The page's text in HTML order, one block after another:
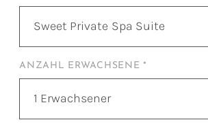
Sweet Private Spa Suite
ANZAHL ERWACHSENE *
1 Erwachsener